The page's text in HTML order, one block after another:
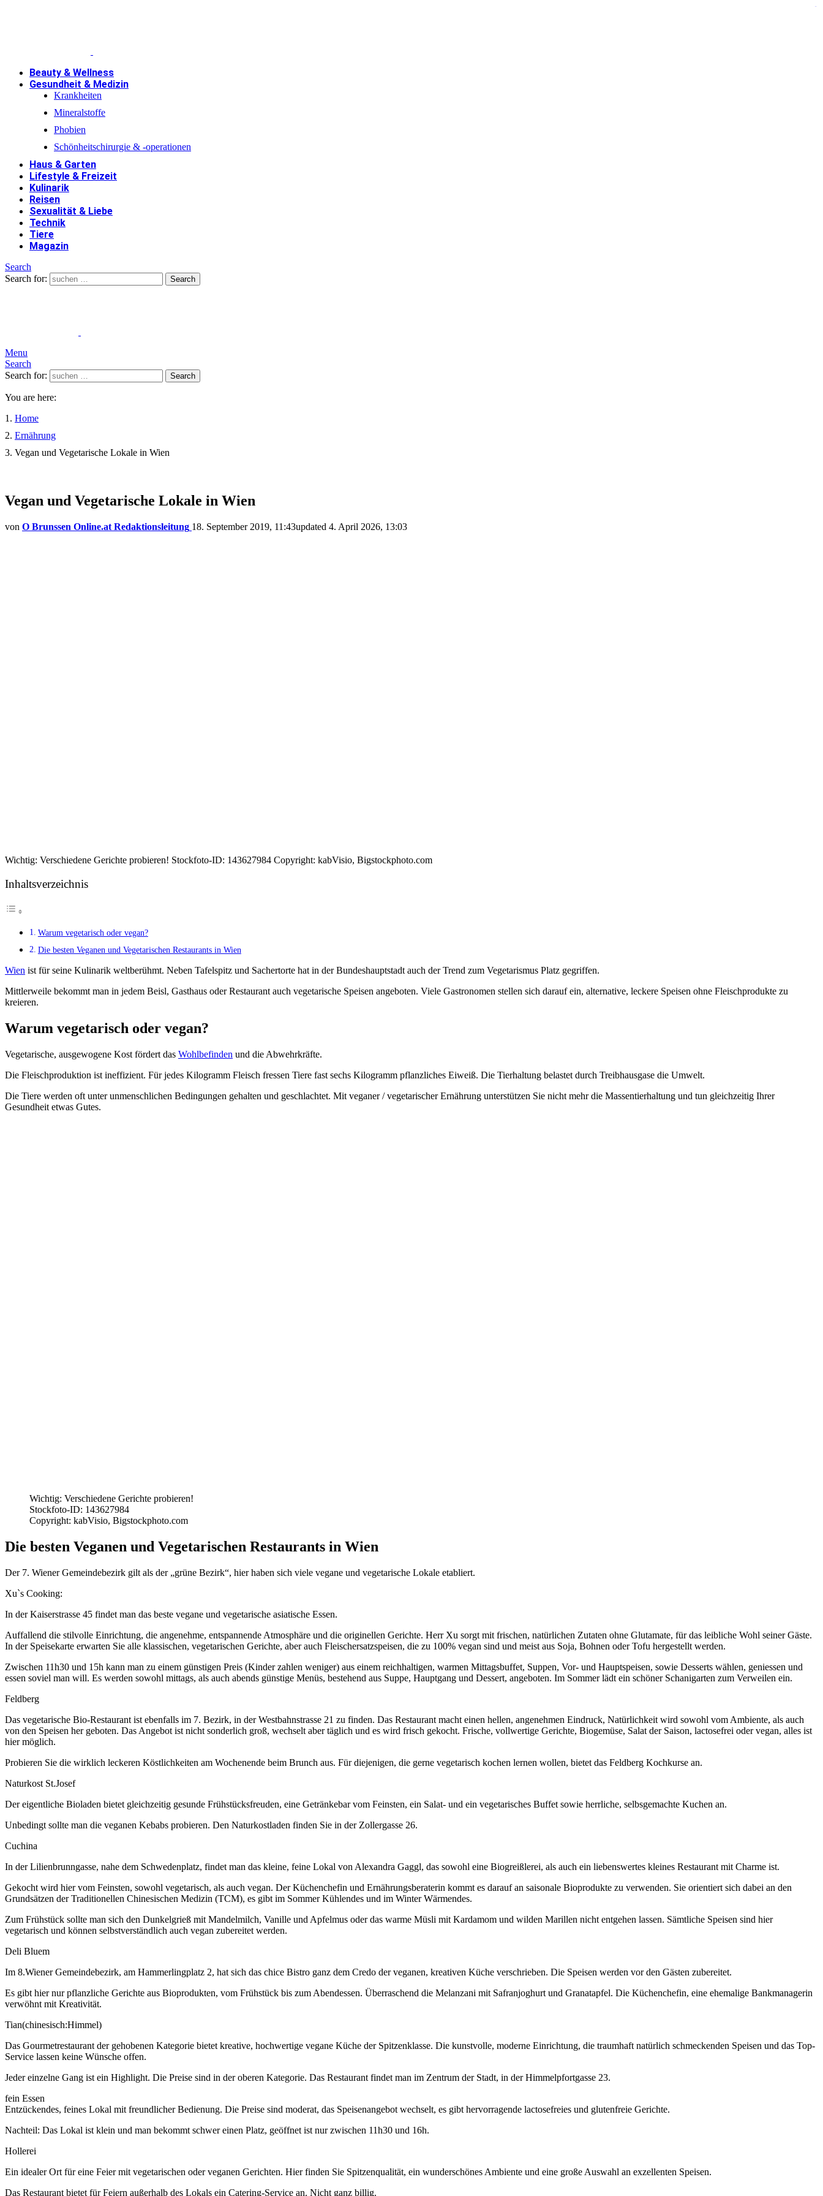
Beauty & Wellness
Gesundheit & Medizin
Krankheiten
Mineralstoffe
Phobien
Schönheitschirurgie & -operationen
Haus & Garten
Lifestyle & Freizeit
Kulinarik
Reisen
Sexualität & Liebe
Technik
Tiere
Magazin
Search
Search for:
Search
Menu
Search
Search for:
Search
You are here:
Home
Ernährung
Vegan und Vegetarische Lokale in Wien
Vegan und Vegetarische Lokale in Wien
von O Brunssen Online.at Redaktionsleitung 18. September 2019, 11:43updated 4. April 2026, 13:03
Wichtig: Verschiedene Gerichte probieren! Stockfoto-ID: 143627984 Copyright: kabVisio, Bigstockphoto.com
Inhaltsverzeichnis
Warum vegetarisch oder vegan?
Die besten Veganen und Vegetarischen Restaurants in Wien
Wien ist für seine Kulinarik weltberühmt. Neben Tafelspitz und Sachertorte hat in der Bundeshauptstadt auch der Trend zum Vegetarismus Platz gegriffen.
Mittlerweile bekommt man in jedem Beisl, Gasthaus oder Restaurant auch vegetarische Speisen angeboten. Viele Gastronomen stellen sich darauf ein, alternative, leckere Speisen ohne Fleischprodukte zu
kreieren.
Warum vegetarisch oder vegan?
Vegetarische, ausgewogene Kost fördert das Wohlbefinden und die Abwehrkräfte.
Die Fleischproduktion ist ineffizient. Für jedes Kilogramm Fleisch fressen Tiere fast sechs Kilogramm pflanzliches Eiweiß. Die Tierhaltung belastet durch Treibhausgase die Umwelt.
Die Tiere werden oft unter unmenschlichen Bedingungen gehalten und geschlachtet. Mit veganer / vegetarischer Ernährung unterstützen Sie nicht mehr die Massentierhaltung und tun gleichzeitig Ihrer
Gesundheit etwas Gutes.
Wichtig: Verschiedene Gerichte probieren!
Stockfoto-ID: 143627984
Copyright: kabVisio, Bigstockphoto.com
Die besten Veganen und Vegetarischen Restaurants in Wien
Der 7. Wiener Gemeindebezirk gilt als der „grüne Bezirk“, hier haben sich viele vegane und vegetarische Lokale etabliert.
Xu`s Cooking:
In der Kaiserstrasse 45 findet man das beste vegane und vegetarische asiatische Essen.
Auffallend die stilvolle Einrichtung, die angenehme, entspannende Atmosphäre und die originellen Gerichte. Herr Xu sorgt mit frischen, natürlichen Zutaten ohne Glutamate, für das leibliche Wohl seiner Gäste.
In der Speisekarte erwarten Sie alle klassischen, vegetarischen Gerichte, aber auch Fleischersatzspeisen, die zu 100% vegan sind und meist aus Soja, Bohnen oder Tofu hergestellt werden.
Zwischen 11h30 und 15h kann man zu einem günstigen Preis (Kinder zahlen weniger) aus einem reichhaltigen, warmen Mittagsbuffet, Suppen, Vor- und Hauptspeisen, sowie Desserts wählen, geniessen und
essen soviel man will. Es werden sowohl mittags, als auch abends günstige Menüs, bestehend aus Suppe, Hauptgang und Dessert, angeboten. Im Sommer lädt ein schöner Schanigarten zum Verweilen ein.
Feldberg
Das vegetarische Bio-Restaurant ist ebenfalls im 7. Bezirk, in der Westbahnstrasse 21 zu finden. Das Restaurant macht einen hellen, angenehmen Eindruck, Natürlichkeit wird sowohl vom Ambiente, als auch
von den Speisen her geboten. Das Angebot ist nicht sonderlich groß, wechselt aber täglich und es wird frisch gekocht. Frische, vollwertige Gerichte, Biogemüse, Salat der Saison, lactosefrei oder vegan, alles ist
hier möglich.
Probieren Sie die wirklich leckeren Köstlichkeiten am Wochenende beim Brunch aus. Für diejenigen, die gerne vegetarisch kochen lernen wollen, bietet das Feldberg Kochkurse an.
Naturkost St.Josef
Der eigentliche Bioladen bietet gleichzeitig gesunde Frühstücksfreuden, eine Getränkebar vom Feinsten, ein Salat- und ein vegetarisches Buffet sowie herrliche, selbsgemachte Kuchen an.
Unbedingt sollte man die veganen Kebabs probieren. Den Naturkostladen finden Sie in der Zollergasse 26.
Cuchina
In der Lilienbrunngasse, nahe dem Schwedenplatz, findet man das kleine, feine Lokal von Alexandra Gaggl, das sowohl eine Biogreißlerei, als auch ein liebenswertes kleines Restaurant mit Charme ist.
Gekocht wird hier vom Feinsten, sowohl vegetarisch, als auch vegan. Der Küchenchefin und Ernährungsberaterin kommt es darauf an saisonale Bioprodukte zu verwenden. Sie orientiert sich dabei an den
Grundsätzen der Traditionellen Chinesischen Medizin (TCM), es gibt im Sommer Kühlendes und im Winter Wärmendes.
Zum Frühstück sollte man sich den Dunkelgrieß mit Mandelmilch, Vanille und Apfelmus oder das warme Müsli mit Kardamom und wilden Marillen nicht entgehen lassen. Sämtliche Speisen sind hier
vegetarisch und können selbstverständlich auch vegan zubereitet werden.
Deli Bluem
Im 8.Wiener Gemeindebezirk, am Hammerlingplatz 2, hat sich das chice Bistro ganz dem Credo der veganen, kreativen Küche verschrieben. Die Speisen werden vor den Gästen zubereitet.
Es gibt hier nur pflanzliche Gerichte aus Bioprodukten, vom Frühstück bis zum Abendessen. Überraschend die Melanzani mit Safranjoghurt und Granatapfel. Die Küchenchefin, eine ehemalige Bankmanagerin
verwöhnt mit Kreativität.
Tian(chinesisch:Himmel)
Das Gourmetrestaurant der gehobenen Kategorie bietet kreative, hochwertige vegane Küche der Spitzenklasse. Die kunstvolle, moderne Einrichtung, die traumhaft natürlich schmeckenden Speisen und das Top-
Service lassen keine Wünsche offen.
Jeder einzelne Gang ist ein Highlight. Die Preise sind in der oberen Kategorie. Das Restaurant findet man im Zentrum der Stadt, in der Himmelpfortgasse 23.
fein Essen
Entzückendes, feines Lokal mit freundlicher Bedienung. Die Preise sind moderat, das Speisenangebot wechselt, es gibt hervorragende lactosefreies und glutenfreie Gerichte.
Nachteil: Das Lokal ist klein und man bekommt schwer einen Platz, geöffnet ist nur zwischen 11h30 und 16h.
Hollerei
Ein idealer Ort für eine Feier mit vegetarischen oder veganen Gerichten. Hier finden Sie Spitzenqualität, ein wunderschönes Ambiente und eine große Auswahl an exzellenten Speisen.
Das Restaurant bietet für Feiern außerhalb des Lokals ein Catering-Service an. Nicht ganz billig.